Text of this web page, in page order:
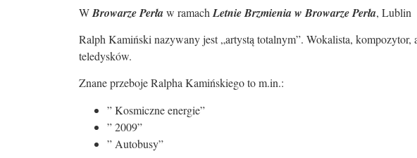
WBrowarze Perław ramachLetnie Brzmienia w Browarze Perła, Lublin
Ralph Kamiński nazywany jest „artystą totalnym”. Wokalista, kompozytor,
teledysków.
Znane przeboje Ralpha Kamińskiego to m.in.:
” Kosmiczne energie”
” 2009”
” Autobusy”